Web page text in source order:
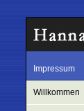
Impressum
Willkommen